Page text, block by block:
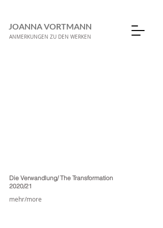
JOANNA VORTMANN
ANMERKUNGEN ZU DEN WERKEN
Die Verwandlung/ The Transformation
2020/21
mehr/more